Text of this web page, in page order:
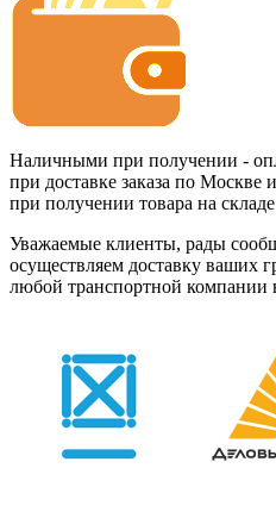
Наличными при получении -
при доставке заказа по
при получении товара на
Уважаемые клиенты, рады
осуществляем доставку ваших
любой транспортной компании